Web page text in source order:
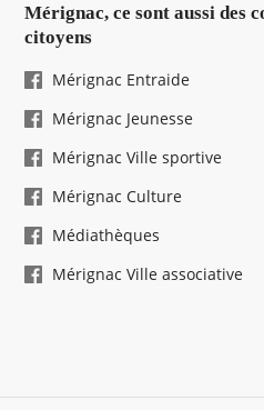
Mérignac, ce sont aussi des
citoyens
Mérignac Entraide
Mérignac Jeunesse
Mérignac Ville sportive
Mérignac Culture
Médiathèques
Mérignac Ville associative